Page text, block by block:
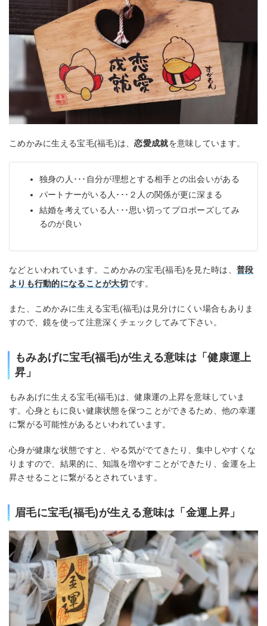
こめかみに生える宝毛(福毛)は、恋愛成就を意味しています。
独身の人･･･自分が理想とする相手との出会いがある
パートナーがいる人･･･２人の関係が更に深まる
結婚を考えている人･･･思い切ってプロポーズしてみ
るのが良い
などといわれています。こめかみの宝毛(福毛)を見た時は、 普段
よりも行動的になることが大切です。
また、こめかみに生える宝毛(福毛)は見分けにくい場合もありま
すので、鏡を使って注意深くチェックしてみて下さい。
もみあげに宝毛(福毛)が生える意味は「健康運上
昇」
もみあげに生える宝毛(福毛)は、健康運の上昇を意味していま
す。心身ともに良い健康状態を保つことができるため、他の幸運
に繋がる可能性があるといわれています。
心身が健康な状態ですと、やる気がでてきたり、集中しやすくな
りますので、結果的に、知識を増やすことができたり、金運を上
昇させることに繋がるとされています。
眉毛に宝毛(福毛)が生える意味は「金運上昇」